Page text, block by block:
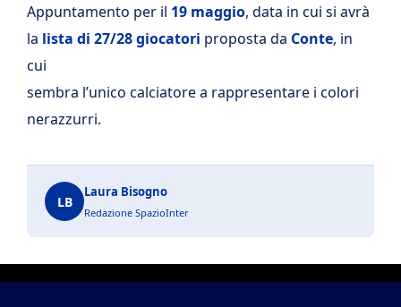
Appuntamento per il 19 maggio, data in cui si avrà
la lista di 27/28 giocatori proposta da Conte, in
cui
sembra l’unico calciatore a rappresentare i colori
nerazzurri.
LB
Laura Bisogno
Redazione SpazioInter